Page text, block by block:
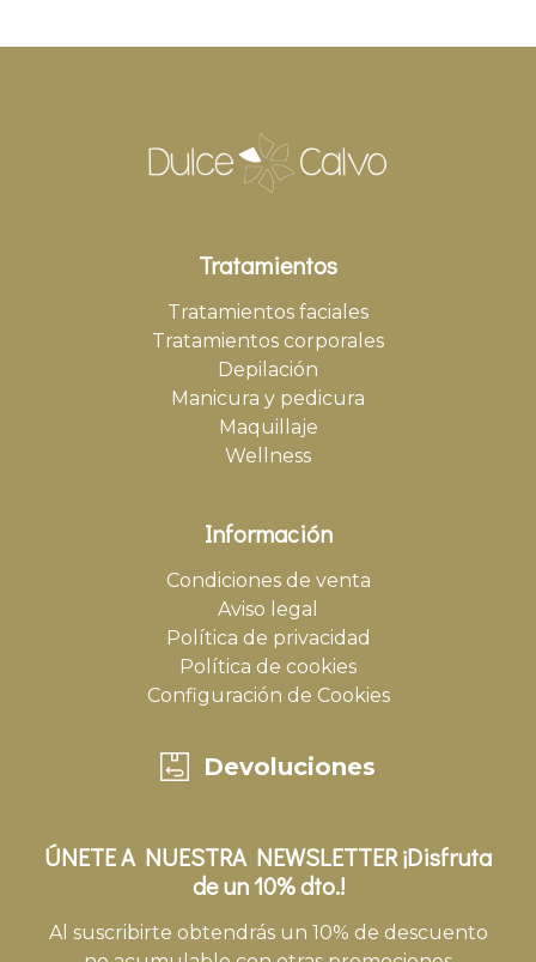
Tratamientos
Tratamientos faciales
Tratamientos corporales
Depilación
Manicura y pedicura
Maquillaje
Wellness
Información
Condiciones de venta
Aviso legal
Política de privacidad
Política de cookies
Configuración de Cookies
Devoluciones
ÚNETE A NUESTRA NEWSLETTER ¡Disfruta
de un 10% dto.!
Al suscribirte obtendrás un 10% de descuento